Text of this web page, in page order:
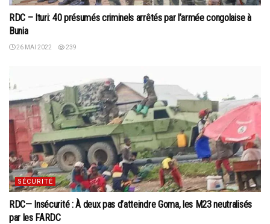
RDC – Ituri: 40 présumés criminels arrêtés par l’armée congolaise à
Bunia
26 MAI 2022 239
SÉCURITÉ
RDC— Insécurité : À deux pas d’atteindre Goma, les M23 neutralisés
par les FARDC